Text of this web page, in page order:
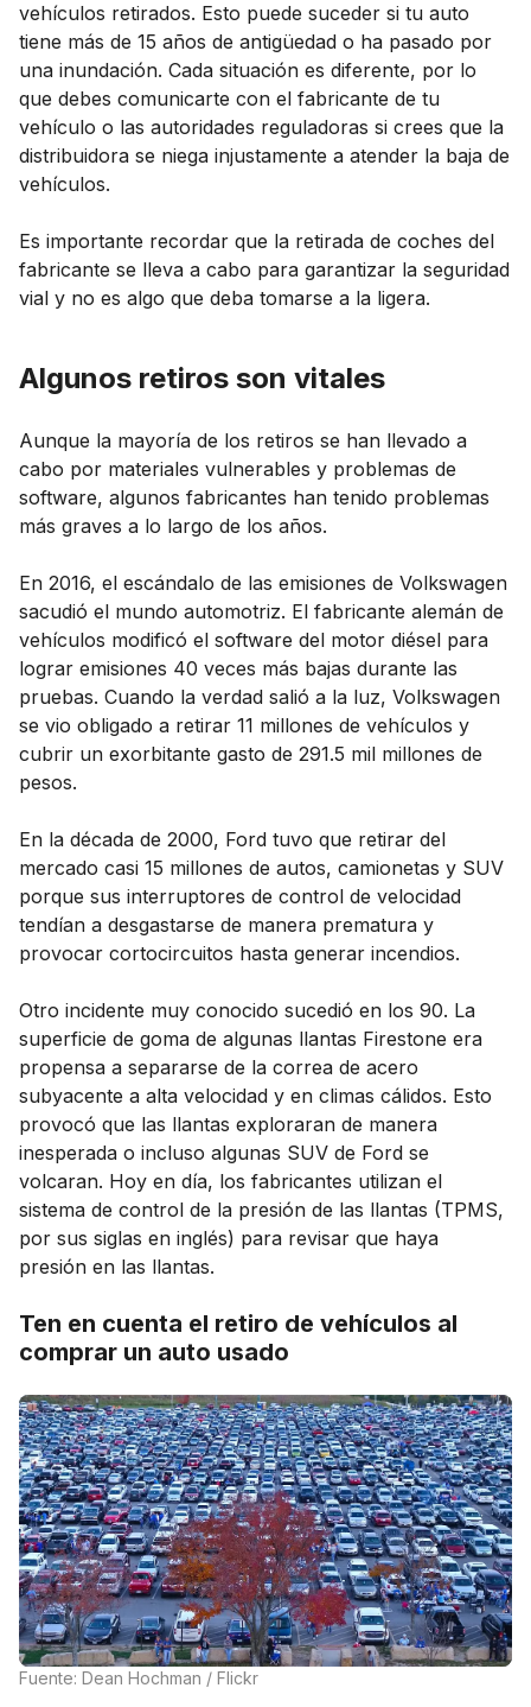
vehículos retirados. Esto puede suceder si tu auto
tiene más de 15 años de antigüedad o ha pasado por
una inundación. Cada situación es diferente, por lo
que debes comunicarte con el fabricante de tu
vehículo o las autoridades reguladoras si crees que la
distribuidora se niega injustamente a atender la baja de
vehículos.
Es importante recordar que la retirada de coches del
fabricante se lleva a cabo para garantizar la seguridad
vial y no es algo que deba tomarse a la ligera.
Algunos retiros son vitales
Aunque la mayoría de los retiros se han llevado a
cabo por materiales vulnerables y problemas de
software, algunos fabricantes han tenido problemas
más graves a lo largo de los años.
En 2016, el escándalo de las emisiones de Volkswagen
sacudió el mundo automotriz. El fabricante alemán de
vehículos modificó el software del motor diésel para
lograr emisiones 40 veces más bajas durante las
pruebas. Cuando la verdad salió a la luz, Volkswagen
se vio obligado a retirar 11 millones de vehículos y
cubrir un exorbitante gasto de 291.5 mil millones de
pesos.
En la década de 2000, Ford tuvo que retirar del
mercado casi 15 millones de autos, camionetas y SUV
porque sus interruptores de control de velocidad
tendían a desgastarse de manera prematura y
provocar cortocircuitos hasta generar incendios.
Otro incidente muy conocido sucedió en los 90. La
superficie de goma de algunas llantas Firestone era
propensa a separarse de la correa de acero
subyacente a alta velocidad y en climas cálidos. Esto
provocó que las llantas exploraran de manera
inesperada o incluso algunas SUV de Ford se
volcaran. Hoy en día, los fabricantes utilizan el
sistema de control de la presión de las llantas (TPMS,
por sus siglas en inglés) para revisar que haya
presión en las llantas.
Ten en cuenta el retiro de vehículos al
comprar un auto usado
Fuente: Dean Hochman / Flickr